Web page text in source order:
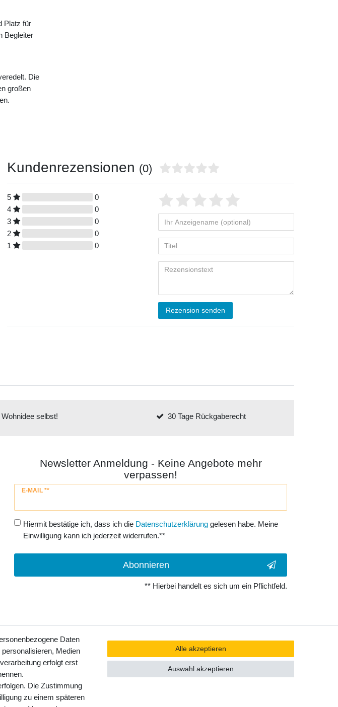
Platz für
Begleiter
Die
großen
Kundenrezensionen (0)
5
0
4
0
3
0
2
0
1
0
Rezension senden
selbst! 30 Tage Rückgaberecht
Newsletter Anmeldung - Keine Angebote mehr
verpassen!
E-MAIL **
Newsletter
Hiermit bestätige ich, dass ich die Daten­schutz­erklärunggelesen habe. Meine
Einwilligung kann ich jederzeit widerrufen.**
Abonnieren
** Hierbei handelt es sich um ein Pflichtfeld.
Daten
Medien
erfolgt erst
Die Zustimmung
zu einem späteren
Alle akzeptieren
Auswahl akzeptieren